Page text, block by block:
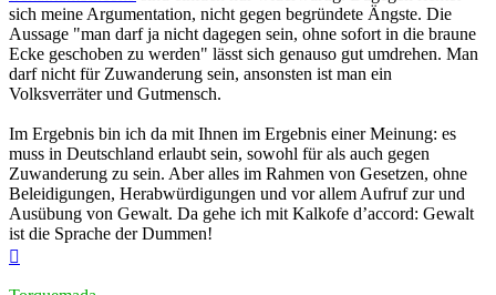
sich meine Argumentation, nicht gegen begründete Ängste. Die
Aussage "man darf ja nicht dagegen sein, ohne sofort in die braune
Ecke geschoben zu werden" lässt sich genauso gut umdrehen. Man
darf nicht für Zuwanderung sein, ansonsten ist man ein
Volksverräter und Gutmensch.
Im Ergebnis bin ich da mit Ihnen im Ergebnis einer Meinung: es
muss in Deutschland erlaubt sein, sowohl für als auch gegen
Zuwanderung zu sein. Aber alles im Rahmen von Gesetzen, ohne
Beleidigungen, Herabwürdigungen und vor allem Aufruf zur und
Ausübung von Gewalt. Da gehe ich mit Kalkofe d’accord: Gewalt
ist die Sprache der Dummen!